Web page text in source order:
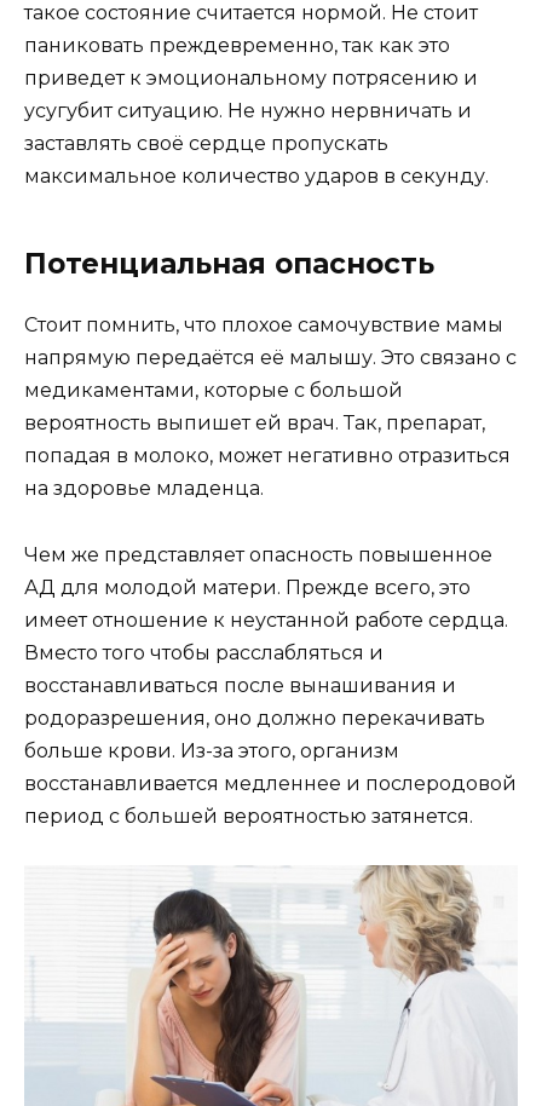
такое состояние считается нормой. Не стоит
паниковать преждевременно, так как это
приведет к эмоциональному потрясению и
усугубит ситуацию. Не нужно нервничать и
заставлять своё сердце пропускать
максимальное количество ударов в секунду.
Потенциальная опасность
Стоит помнить, что плохое самочувствие мамы
напрямую передаётся её малышу. Это связано с
медикаментами, которые с большой
вероятность выпишет ей врач. Так, препарат,
попадая в молоко, может негативно отразиться
на здоровье младенца.
Чем же представляет опасность повышенное
АД для молодой матери. Прежде всего, это
имеет отношение к неустанной работе сердца.
Вместо того чтобы расслабляться и
восстанавливаться после вынашивания и
родоразрешения, оно должно перекачивать
больше крови. Из-за этого, организм
восстанавливается медленнее и послеродовой
период с большей вероятностью затянется.